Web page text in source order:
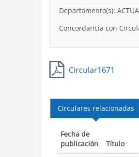
Departamento(s):
Concordancia con
Circular1671
Circulares relacionadas
Fecha de
publicación
Título